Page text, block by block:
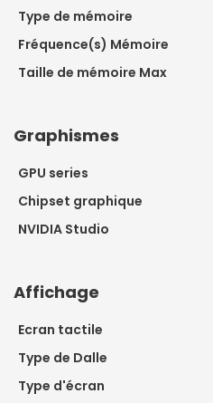
Type de mémoire
Fréquence(s) Mémoire
Taille de mémoire Max
Graphismes
GPU series
Chipset graphique
NVIDIA Studio
Affichage
Ecran tactile
Type de Dalle
Type d'écran